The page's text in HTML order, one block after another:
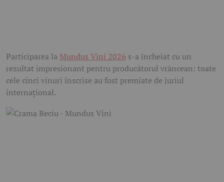
Participarea la Mundus Vini 2026 s-a încheiat cu un
rezultat impresionant pentru producătorul vrâncean: toate
cele cinci vinuri înscrise au fost premiate de juriul
internațional.